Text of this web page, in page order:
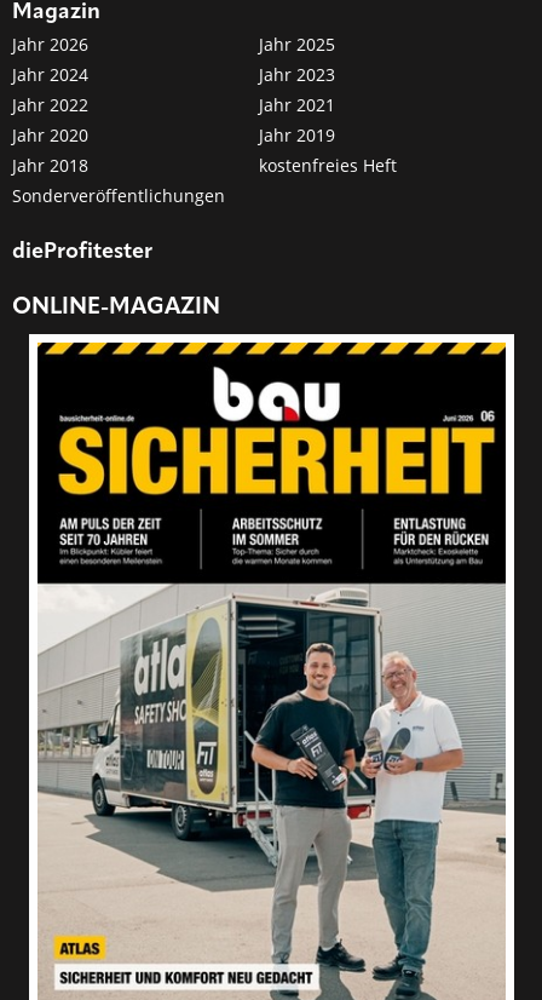
Magazin
Jahr 2026
Jahr 2025
Jahr 2024
Jahr 2023
Jahr 2022
Jahr 2021
Jahr 2020
Jahr 2019
Jahr 2018
kostenfreies Heft
Sonderveröffentlichungen
dieProfitester
ONLINE-MAGAZIN